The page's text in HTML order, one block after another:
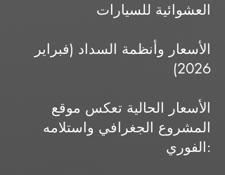
العشوائية للسيارات
الأسعار وأنظمة السداد (فبراير
2026)
الأسعار الحالية تعكس موقع
المشروع الجغرافي واستلامه
الفوري: